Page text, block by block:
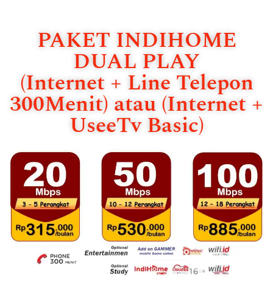
PAKET INDIHOME
DUAL PLAY
(Internet + Line Telepon
300Menit) atau (Internet +
UseeTv Basic)